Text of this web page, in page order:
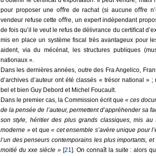
pour proposer une oﬀre de rachat (si aucune oﬀre
vendeur refuse cette oﬀre, un expert indépendant
de fois qu’il le veut le refus de délivrance du certiﬁcat
mis en place un système ﬁscal très avantageux pour
aident, via du mécénat, les structures publiques
nationaux ».
Dans les dernières années, outre des Fra Angelico,
d’archives d’auteur ont été classés « trésor national »
bel et bien Guy Debord et Michel Foucault.
Dans le premier cas, la Commission écrit que « ces
de la pensée de l’auteur, permettent d’appréhender sa
son style, héritier des plus grands classiques, mis
moderne »et que « cet ensemble s’avère unique pour
l’un des penseurs contemporains les plus importants,
moitié du xxe siècle»[21]. On connaît la suite : alors